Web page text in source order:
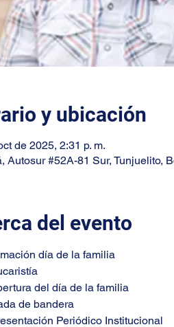
y ubicación
de 2025, 2:31 p. m.
Autosur #52A-81 Sur, Tunjuelito,
del evento
día de la familia
del día de la familia
de bandera
Periódico Institucional